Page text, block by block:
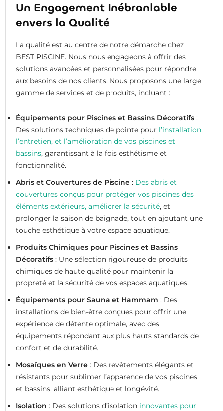
Un Engagement Inébranlable
envers la Qualité
La qualité est au centre de notre démarche chez
BEST PISCINE. Nous nous engageons à offrir des
solutions avancées et personnalisées pour répondre
aux besoins de nos clients. Nous proposons une large
gamme de services et de produits, incluant :
Équipements pour Piscines et Bassins Décoratifs:
Des solutions techniques de pointe pour l’installation,
l’entretien, et l’amélioration de vos piscines et
bassins, garantissant à la fois esthétisme et
fonctionnalité.
Abris et Couvertures de Piscine: Des abris et
couvertures conçus pour protéger vos piscines des
éléments extérieurs, améliorer la sécurité, et
prolonger la saison de baignade, tout en ajoutant une
touche esthétique à votre espace aquatique.
Produits Chimiques pour Piscines et Bassins
Décoratifs: Une sélection rigoureuse de produits
chimiques de haute qualité pour maintenir la
propreté et la sécurité de vos espaces aquatiques.
Équipements pour Sauna et Hammam : Des
installations de bien-être conçues pour offrir une
expérience de détente optimale, avec des
équipements répondant aux plus hauts standards de
confort et de durabilité.
Mosaïques en Verre: Des revêtements élégants et
résistants pour sublimer l’apparence de vos piscines
et bassins, alliant esthétique et longévité.
Isolation : Des solutions d’isolation innovantes pour